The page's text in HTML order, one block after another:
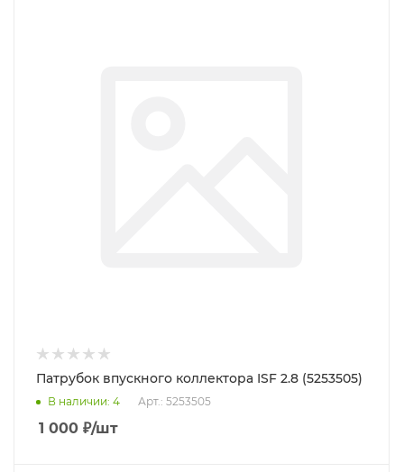
Патрубок впускного коллектора ISF 2.8 (5253505)
В наличии: 4 Арт.: 5253505
1 000 ₽/шт